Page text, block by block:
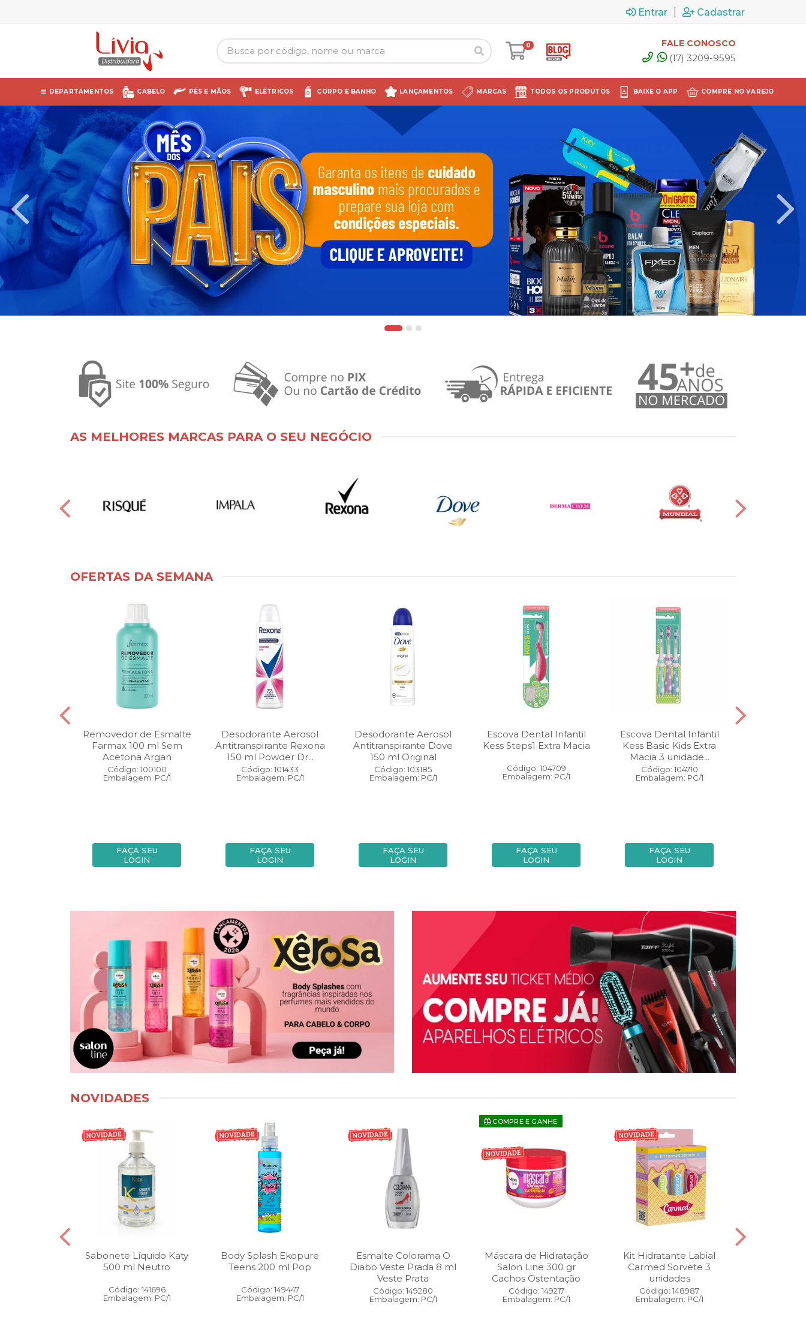
Entrar Cadastrar
0 FALE CONOSCO
(17) 3209-9595
DEPARTAMENTOS CABELO PÉS E MÃOS ELÉTRICOS CORPO E BANHO LANÇAMENTOS MARCAS TODOS OS PRODUTOS BAIXE O APP COMPRE NO VAREJO
AS MELHORES MARCAS PARA O SEU NEGÓCIO
OFERTAS DA SEMANA
Removedor de Esmalte
Farmax 100 ml Sem
Acetona Argan
Código: 100100
Embalagem: PC/1
FAÇA SEU
LOGIN
Desodorante Aerosol
Antitranspirante Rexona
150 ml Powder Dr...
Código: 101433
Embalagem: PC/1
FAÇA SEU
LOGIN
Desodorante Aerosol
Antitranspirante Dove
150 ml Original
Código: 103185
Embalagem: PC/1
FAÇA SEU
LOGIN
Escova Dental Infantil
Kess Steps1 Extra Macia
Código: 104709
Embalagem: PC/1
FAÇA SEU
LOGIN
Escova Dental Infantil
Kess Basic Kids Extra
Macia 3 unidade...
Código: 104710
Embalagem: PC/1
FAÇA SEU
LOGIN
NOVIDADES
Sabonete Líquido Katy
500 ml Neutro
Código: 141696
Embalagem: PC/1
Body Splash Ekopure
Teens 200 ml Pop
Código: 149447
Embalagem: PC/1
Esmalte Colorama O
Diabo Veste Prada 8 ml
Veste Prata
Código: 149280
Embalagem: PC/1
COMPRE E GANHE
Máscara de Hidratação
Salon Line 300 gr
Cachos Ostentação
Código: 149217
Embalagem: PC/1
Kit Hidratante Labial
Carmed Sorvete 3
unidades
Código: 148987
Embalagem: PC/1